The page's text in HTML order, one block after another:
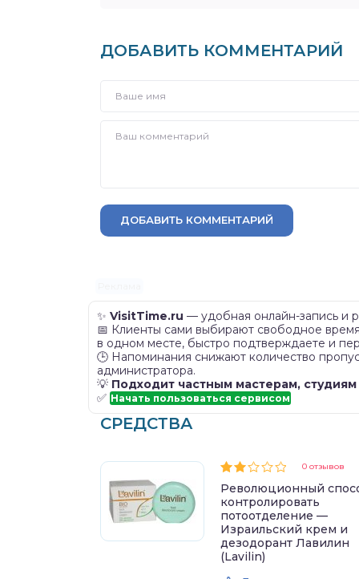
ДОБАВИТЬ КОММЕНТАРИЙ
ДОБАВИТЬ КОММЕНТАРИЙ
✨ VisitTime.ru — удобная онлайн-запись и
📅 Клиенты сами выбирают свободное
в одном месте, быстро подтверждаете и
🕒 Напоминания снижают количество
администратора.
💡 Подходит частным мастерам,
✅ Начать пользоваться сервисом
СРЕДСТВА
0 отзывов
Революционный
контролировать
потоотделение —
Израильский крем и
дезодорант Лавилин
(Lavilin)